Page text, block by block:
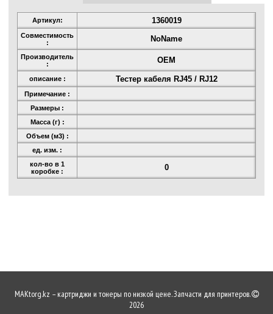
Артикул: 1360019
Совместимость
:
NoName
Производитель
:
OEM
описание : Тестер кабеля RJ45 / RJ12
Примечание :
Размеры :
Масса (г) :
Объем (м3) :
ед. изм. :
кол-во в 1
коробке :
0
MAKtorg.kz – картриджи и тонеры по низкой цене. Запчасти для принтеров.
2026